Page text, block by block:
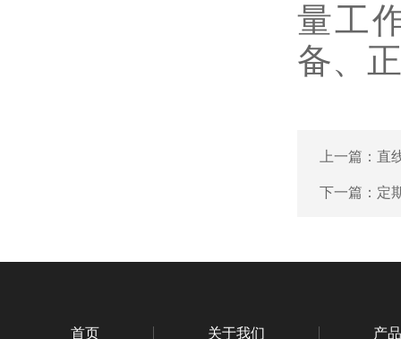
量工
备、
上一篇： 直
下一篇： 定
首页 关于我们 产